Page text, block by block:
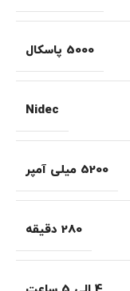
5000 پاسکال
Nidec
5200 میلی آمپر
280 دقیقه